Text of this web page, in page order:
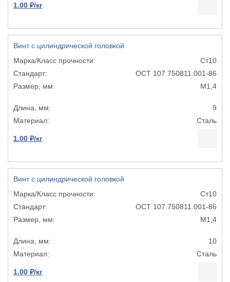
1.00 ₽/кг
Винт с цилиндрической головкой
Ст10
ОСТ 107.750811.001-86
М1,4
9
Сталь
1.00 ₽/кг
Винт с цилиндрической головкой
Ст10
ОСТ 107.750811.001-86
М1,4
10
Сталь
1.00 ₽/кг